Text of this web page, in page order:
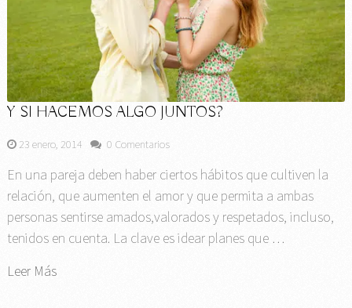
Y SI HACEMOS ALGO JUNTOS?
23 enero, 2014 0 Comentarios
En una pareja deben haber ciertos hábitos que cultiven la
relación, que aumenten el amor y que permita a ambas
personas sentirse amados,valorados y respetados, incluso,
tenidos en cuenta. La clave es idear planes que …
Leer Más